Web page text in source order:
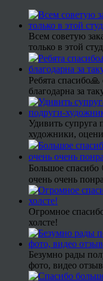
Всем советую
только в этой
Ребята
благодарна за
Удивить супруга
художники,
Большое спасибо
очень очень
Огромное
холсте!
Безумно рады
фото, видео